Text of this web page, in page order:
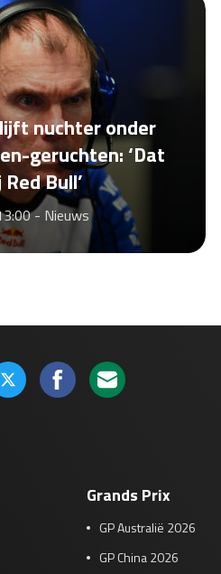
nuchter onder
geruchten: ‘Dat
Bull’
- Nieuws
Grands Prix
GP Australië 2026
GP China 2026